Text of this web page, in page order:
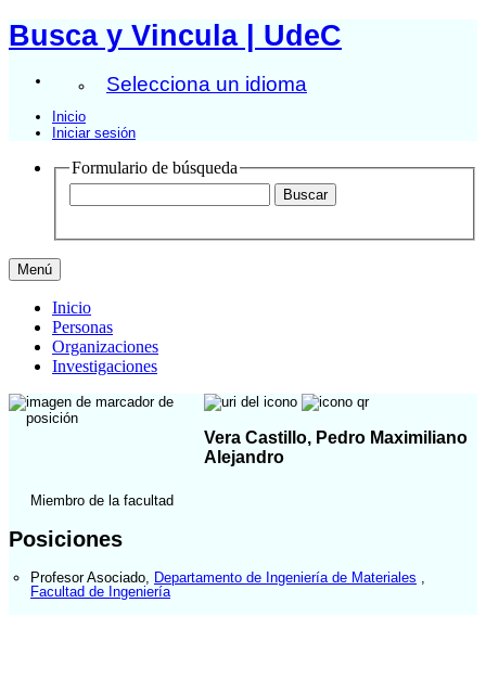
Busca y Vincula | UdeC
Selecciona un idioma
Inicio
Iniciar sesión
Formulario de búsqueda
Menú
Inicio
Personas
Organizaciones
Investigaciones
Vera Castillo, Pedro Maximiliano
Alejandro
Miembro de la facultad
Posiciones
Profesor Asociado Departamento de Ingeniería de Materiales
Facultad de Ingeniería